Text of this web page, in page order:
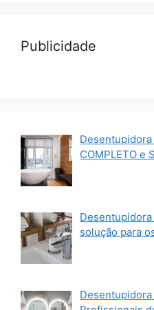
Publicidade
Desentupidora
COMPLETO e
solução para